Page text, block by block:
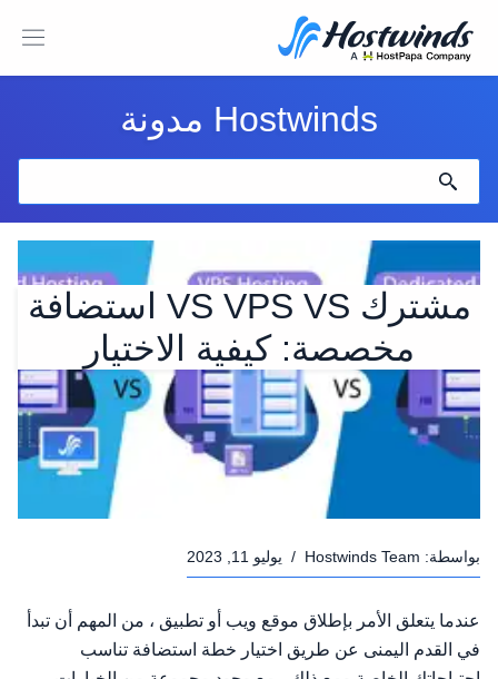
Hostwinds مدونة
مشترك VS VPS VS استضافة
مخصصة: كيفية الاختيار
بواسطة: Hostwinds Team
/ يوليو 11, 2023
عندما يتعلق الأمر بإطلاق موقع ويب أو تطبيق ، من المهم أن تبدأ
في القدم اليمنى عن طريق اختيار خطة استضافة تناسب